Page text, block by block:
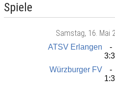
Spiele
Samstag, 16. Mai
ATSV Erlangen
3:3
Würzburger FV
1:3